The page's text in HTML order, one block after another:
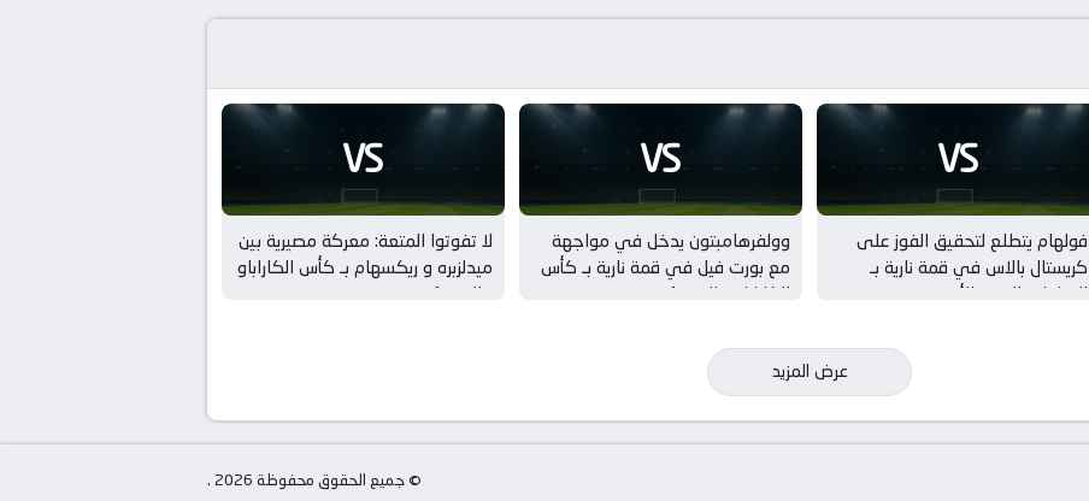
VS
فولهام يتطلع لتحقيق الفوز على
كريستال بالاس في قمة نارية بـ
المباريات الودية للأندية
VS
وولفرهامبتون يدخل في مواجهة
مع بورت فيل في قمة نارية بـ كأس
الكاراباو – الدور 1
VS
لا تفوتوا المتعة: معركة مصيرية بين
ميدلزبره و ريكسهام بـ كأس الكاراباو
– الدور 1
عرض المزيد
© جميع الحقوق محفوظة 2026 .